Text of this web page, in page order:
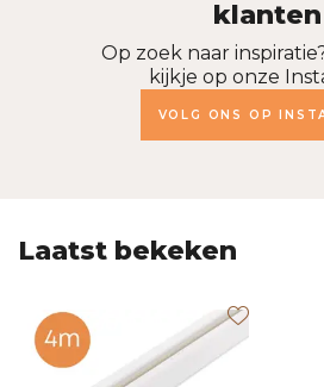
klanten
Op zoek naar
kijkje op onze
VOLG ONS OP
Laatst bekeken